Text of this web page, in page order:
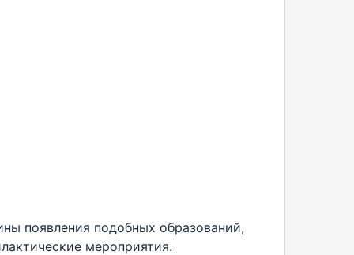
появления подобных образований,
мероприятия.